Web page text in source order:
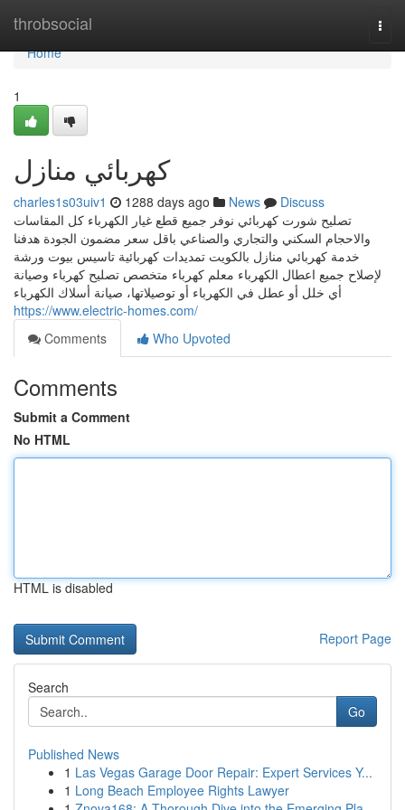
throbsocial
Home
Home
1
كهربائي منازل
charles1s03uiv1 1288 days ago News
Discuss
تصليح شورت كهربائي نوفر جميع قطع غيار الكهرباء كل المقاسات
والاحجام السكني والتجاري والصناعي باقل سعر مضمون الجودة هدفنا
خدمة كهربائي منازل بالكويت تمديدات كهربائية تاسيس بيوت ورشة
لإصلاح جميع اعطال الكهرباء معلم كهرباء متخصص تصليح كهرباء وصيانة
أي خلل أو عطل في الكهرباء أو توصيلاتها، صيانة أسلاك الكهرباء
https://www.electric-homes.com/
Comments
Who Upvoted
Comments
Submit a Comment
No HTML
HTML is disabled
Report Page
Search
Go
Published News
1 Las Vegas Garage Door Repair: Expert Services Y...
1 Long Beach Employee Rights Lawyer